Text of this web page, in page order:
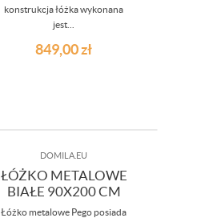
konstrukcja łóżka wykonana
jest...
849,00zł
DOMILA.EU
ŁÓŻKO METALOWE
BIAŁE 90X200 CM
Łóżko metalowe Pego posiada